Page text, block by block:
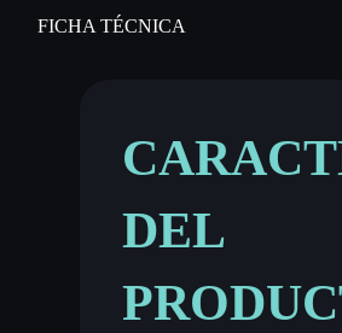
FICHA TÉCNICA
DEL